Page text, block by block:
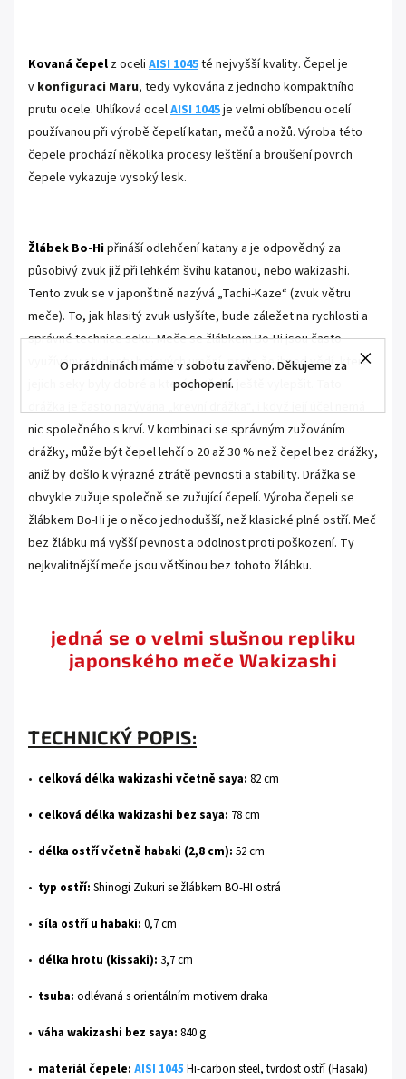
O prázdninách máme v sobotu zavřeno. Děkujeme za
pochopení.
Kovaná čepel z oceli AISI 1045té nejvyšší kvality. Čepel je
v konfiguraci Maru, tedy vykována z jednoho kompaktního
prutu ocele. Uhlíková ocelAISI 1045je velmi oblíbenou ocelí
používanou při výrobě čepelí katan, mečů a nožů. Výroba této
čepele prochází několika procesy leštění a broušení povrch
čepele vykazuje vysoký lesk.
Žlábek Bo-Hipřináší odlehčení katany a je odpovědný za
působivý zvuk již při lehkém švihu katanou, nebo wakizashi.
Tento zvuk se v japonštině nazývá „Tachi-Kaze“ (zvuk větru
meče). To, jak hlasitý zvuk uslyšíte, bude záležet na rychlosti a
správné technice seku. Meče se žlábkem Bo-Hi jsou často
využívány studenty bojových umění, proto že ihned vědí, které
jejich seky byly dobré a které je třeba ještě vylepšit.
nic společného s krví. V kombinaci se správným zužováním
drážky, může být čepel lehčí o 20 až 30 % než čepel bez drážky,
aniž by došlo k výrazné ztrátě pevnosti a stability. Drážka se
obvykle zužuje společně se zužující čepelí. Výroba čepeli se
žlábkem Bo-Hi je o něco jednodušší, než klasické plné ostří. Meč
bez žlábku má vyšší pevnost a odolnost proti poškození. Ty
nejkvalitnější meče jsou většinou bez tohoto žlábku.
jedná se o velmi slušnou repliku
japonského meče Wakizashi
TECHNICKÝ POPIS:
• celková délka wakizashi včetně saya: 82cm
• celková délka wakizashi bez saya: 78 cm
• délka ostří včetně habaki (2,8 cm): 52 cm
• typ ostří: Shinogi Zukuri se žlábkem BO-HI ostrá
• síla ostří u habaki: 0,7 cm
• délka hrotu (kissaki): 3,7 cm
• tsuba: odlévaná s orientálním motivem draka
• váha wakizashi bez saya: 840 g
• materiál čepele: AISI 1045 Hi-carbon steel, tvrdost ostří (Hasaki)